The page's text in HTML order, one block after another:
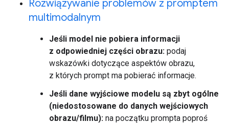
Rozwiązywanie problemów z promptem
multimodalnym
Jeśli model nie pobiera informacji
z odpowiedniej części obrazu: podaj
wskazówki dotyczące aspektów obrazu,
z których prompt ma pobierać informacje.
Jeśli dane wyjściowe modelu są zbyt ogólne
(niedostosowane do danych wejściowych
obrazu/filmu): na początku prompta poproś